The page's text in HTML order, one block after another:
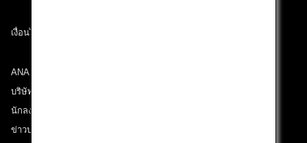
เงื่อนไขการขนส่ง
ANA Group
บริษัทในเครือ
นักลงทุนสัมพันธ์
ข่าวประชาสัมพันธ์